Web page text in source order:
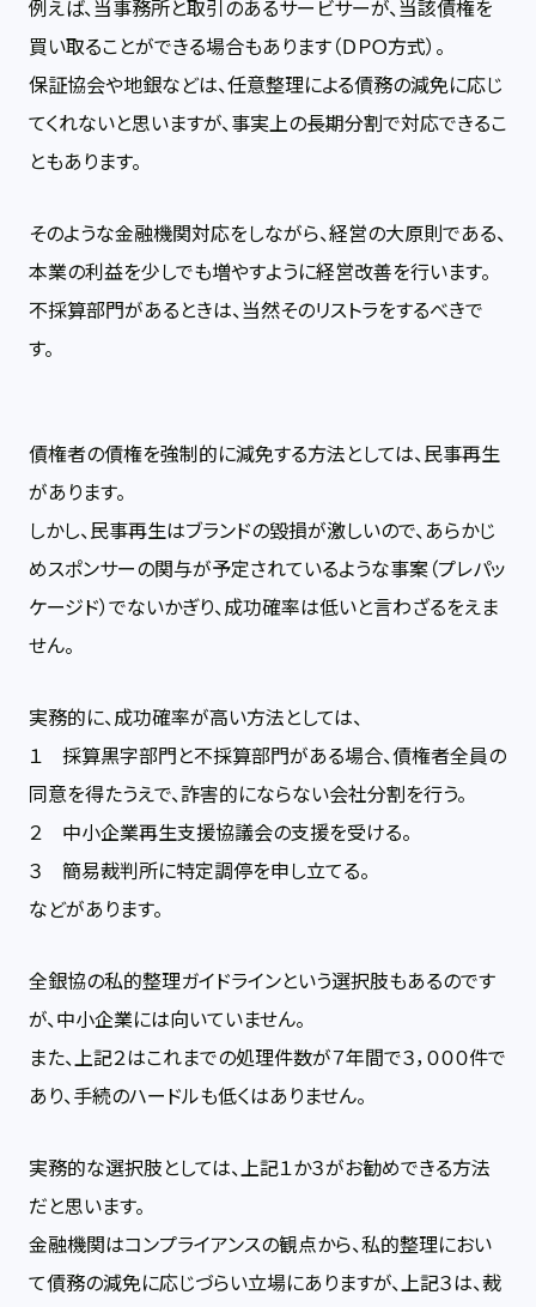
例えば、当事務所と取引のあるサービサーが、当該債権を
買い取ることができる場合もあります（ＤＰＯ方式）。
保証協会や地銀などは、任意整理による債務の減免に応じ
てくれないと思いますが、事実上の長期分割で対応できるこ
ともあります。
そのような金融機関対応をしながら、経営の大原則である、
本業の利益を少しでも増やすように経営改善を行います。
不採算部門があるときは、当然そのリストラをするべきで
す。
債権者の債権を強制的に減免する方法としては、民事再生
があります。
しかし、民事再生はブランドの毀損が激しいので、あらかじ
めスポンサーの関与が予定されているような事案（プレパッ
ケージド）でないかぎり、成功確率は低いと言わざるをえま
せん。
実務的に、成功確率が高い方法としては、
１ 採算黒字部門と不採算部門がある場合、債権者全員の
同意を得たうえで、詐害的にならない会社分割を行う。
２ 中小企業再生支援協議会の支援を受ける。
３ 簡易裁判所に特定調停を申し立てる。
などがあります。
全銀協の私的整理ガイドラインという選択肢もあるのです
が、中小企業には向いていません。
また、上記２はこれまでの処理件数が７年間で３，０００件で
あり、手続のハードルも低くはありません。
実務的な選択肢としては、上記１か３がお勧めできる方法
だと思います。
金融機関はコンプライアンスの観点から、私的整理におい
て債務の減免に応じづらい立場にありますが、上記３は、裁